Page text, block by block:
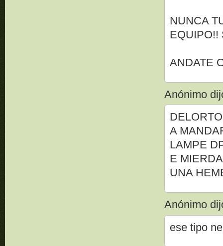
NUNCA
EQUIPO!!
ANDATE
Anónimo
A
LAMPE
E
UNA
Anónimo
ese tipo